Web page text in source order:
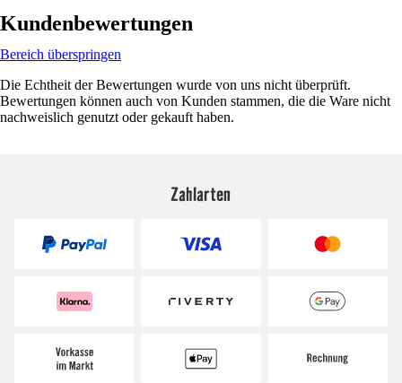
Kundenbewertungen
Bereich überspringen
Die Echtheit der Bewertungen wurde von uns nicht überprüft.
Bewertungen können auch von Kunden stammen, die die Ware nicht
nachweislich genutzt oder gekauft haben.
Zahlarten